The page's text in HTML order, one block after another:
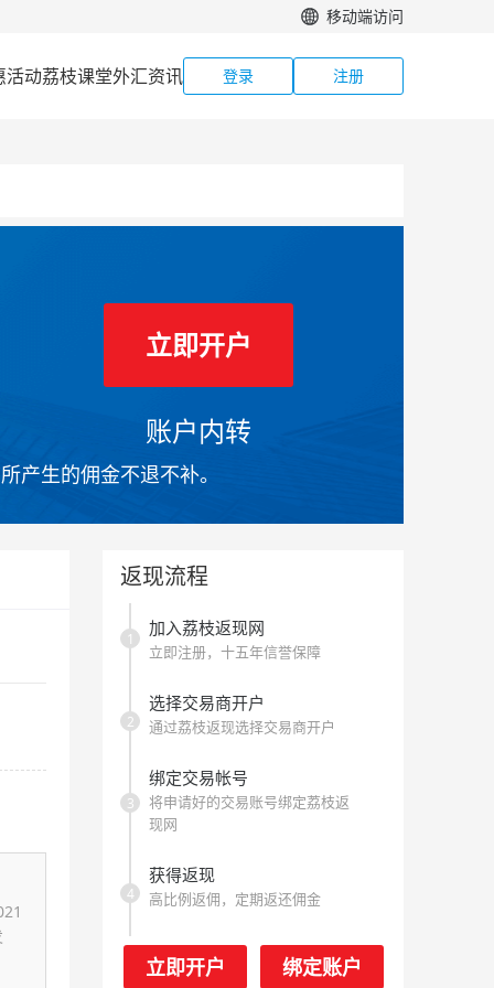
移动端访问
活动荔枝课堂外汇资讯 登录 注册
立即开户
账户内转
产生的佣金不退不补。
返现流程
加入荔枝返现网
立即注册，十五年信誉保障
1
选择交易商开户
通过荔枝返现选择交易商开户
2
绑定交易帐号
将申请好的交易账号绑定荔枝返
现网
3
获得返现
高比例返佣，定期返还佣金
4
立即开户 绑定账户